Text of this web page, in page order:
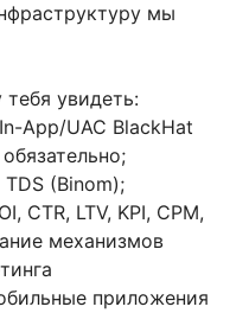
мы
увидеть:
App/UAC BlackHat
(Binom);
CTR, LTV, KPI, CPM,
механизмов
приложения